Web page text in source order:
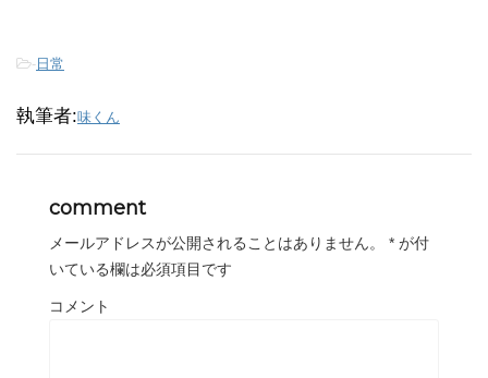
- 日常
執筆者:味くん
comment
メールアドレスが公開されることはありません。 * が付
いている欄は必須項目です
コメント